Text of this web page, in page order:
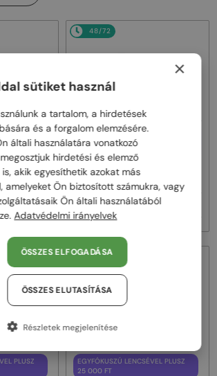
PLUSZ
48/72
EGYFÓKUSZÚ LENCSÉVEL PLUSZ
25 000 FT
—
ML5202 - 036 - 56
48 000 Ft
PLUSZ
48/72
EGYFÓKUSZÚ LENCSÉVEL PLUSZ
25 000 FT
×
sütiket használ
a tartalom, a hirdetések
és a forgalom elemzésére.
általi használatára vonatkozó
hirdetési és elemző
akik egyesíthetik azokat más
amelyeket Ön biztosított számukra, vagy
Ön általi használatából
Adatvédelmi irányelvek
ÖSSZES ELFOGADÁSA
ÖSSZES ELUTASÍTÁSA
Részletek megjelenítése